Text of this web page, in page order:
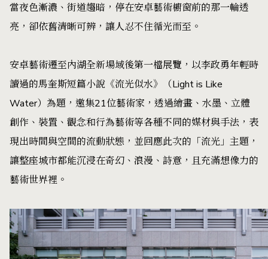
當夜色漸濃、街道趨暗，停在安卓藝術櫥窗前的那一輪透
亮，卻依舊清晰可辨，讓人忍不住循光而至。
安卓藝術遷至內湖全新場域後第一檔展覽，以李政勇年輕時
讀過的馬奎斯短篇小說《流光似水》（Light is Like
Water）為題，邀集21位藝術家，透過繪畫、水墨、立體
創作、裝置、觀念和行為藝術等各種不同的媒材與手法，表
現出時間與空間的流動狀態，並回應此次的「流光」主題，
讓整座城市都能沉浸在奇幻、浪漫、詩意，且充滿想像力的
藝術世界裡。